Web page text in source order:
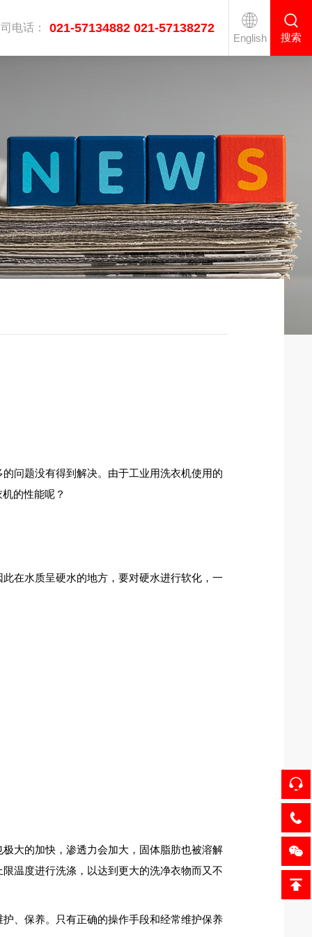
搜索
English
电话： 021-57134882 021-57138272
工业烘干机系列
衣服后整理设备
问题没有得到解决。由于工业用洗衣机使用的
的性能呢？
在水质呈硬水的地方，要对硬水进行软化，一
大的加快，渗透力会加大，固体脂肪也被溶解
温度进行洗涤，以达到更大的洗净衣物而又不
、保养。只有正确的操作手段和经常维护保养